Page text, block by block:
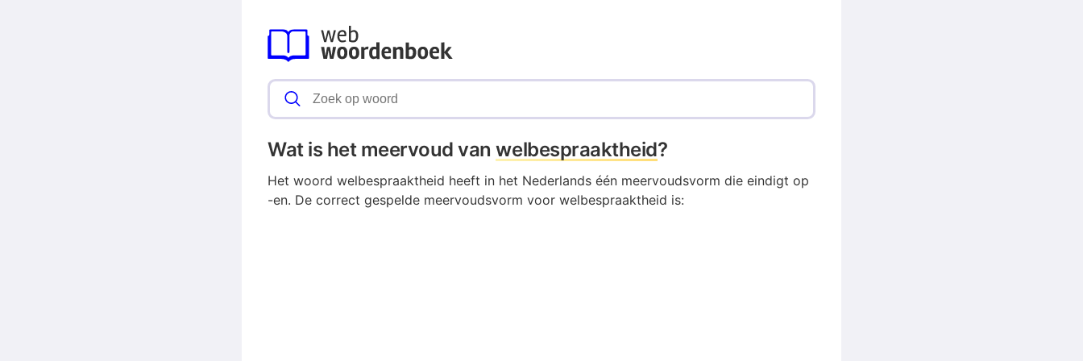
Wat is het meervoud vanwelbespraaktheid?
Het woord welbespraaktheid heeft in het Nederlands één meervoudsvorm die eindigt op
-en. De correct gespelde meervoudsvorm voor welbespraaktheid is: